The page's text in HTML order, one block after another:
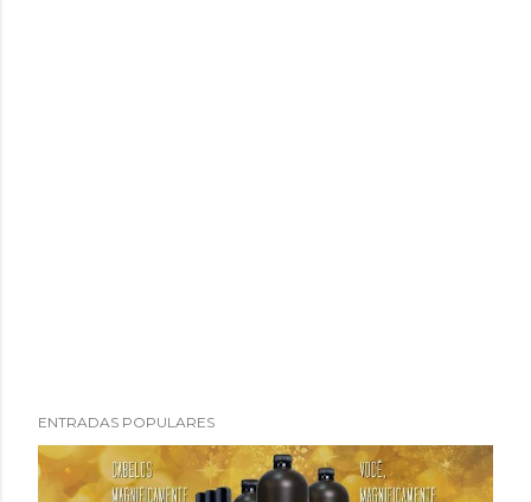
u
b
ENTRADAS POPULARES